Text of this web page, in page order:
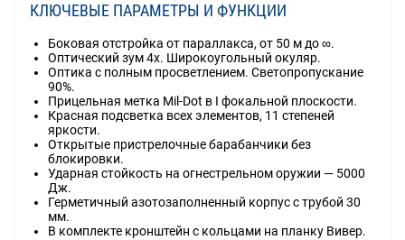
КЛЮЧЕВЫЕ ПАРАМЕТРЫ И ФУНКЦИИ
Боковая отстройка от параллакса, от 50 м до ∞.
Оптический зум 4x. Широкоугольный окуляр.
Оптика с полным просветлением. Светопропускание
90%.
Прицельная метка Mil-Dot в I фокальной плоскости.
Красная подсветка всех элементов, 11 степеней
яркости.
Открытые пристрелочные барабанчики без
блокировки.
Ударная стойкость на огнестрельном оружии — 5000
Дж.
Герметичный азотозаполненный корпус с трубой 30
мм.
В комплекте кронштейн с кольцами на планку Вивер.